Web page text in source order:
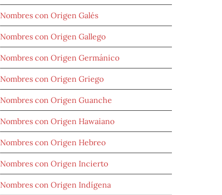
Nombres con Origen Galés
Nombres con Origen Gallego
Nombres con Origen Germánico
Nombres con Origen Griego
Nombres con Origen Guanche
Nombres con Origen Hawaiano
Nombres con Origen Hebreo
Nombres con Origen Incierto
Nombres con Origen Indígena